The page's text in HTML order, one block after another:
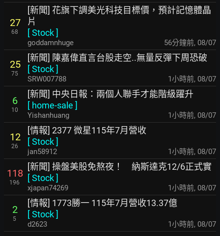
27
68
[新聞] 花旗下調美光科技目標價，預計記憶體晶
片
[Stock]
goddamnhuge 56分鐘前, 08/07
25
75
[新聞] 陳嘉偉直言台股走空..無量反彈下周恐破
[Stock]
SRW007788 1小時前, 08/07
6
10
[新聞] 中央日報：兩個人聯手才能階級躍升
[ home-sale ]
Yishanhuang 1小時前, 08/07
12
26
[情報] 2377 微星115年7月營收
[Stock]
jan58912 1小時前, 08/07
118
196
[新聞] 操盤美股免熬夜！ 納斯達克12/6正式實
[Stock]
xjapan74269 1小時前, 08/07
2
5
[情報] 1773勝一 115年7月營收13.37億
[Stock]
d2623 1小時前, 08/07